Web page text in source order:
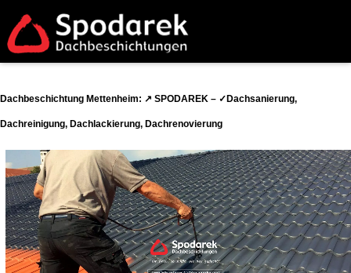
Dachbeschichtung Mettenheim: ↗️ SPODAREK – ✓Dachsanierung,
Dachreinigung, Dachlackierung, Dachrenovierung